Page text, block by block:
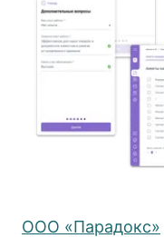
ООО «Парадокс»